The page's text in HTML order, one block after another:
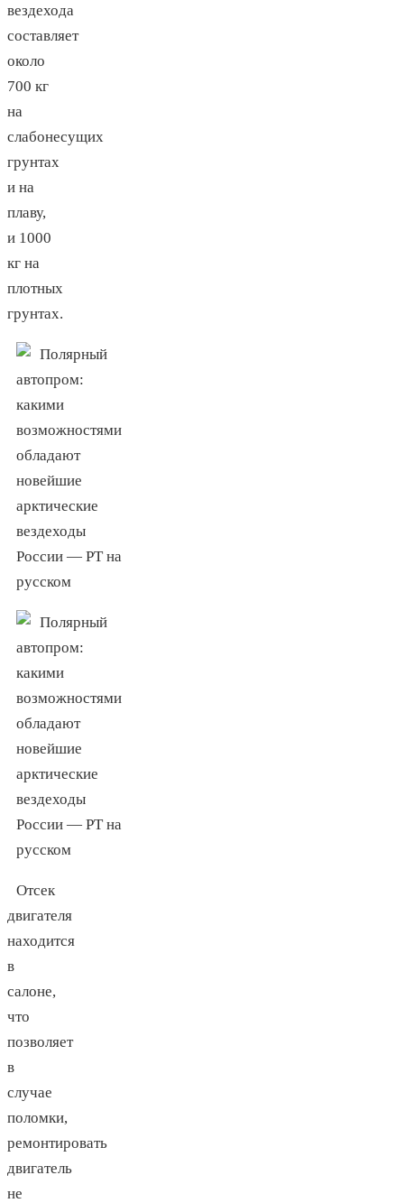
вездехода
составляет
около
700 кг
на
слабонесущих
грунтах
и на
плаву,
и 1000
кг на
плотных
грунтах.
Отсек
двигателя
находится
в
салоне,
что
позволяет
в
случае
поломки,
ремонтировать
двигатель
не